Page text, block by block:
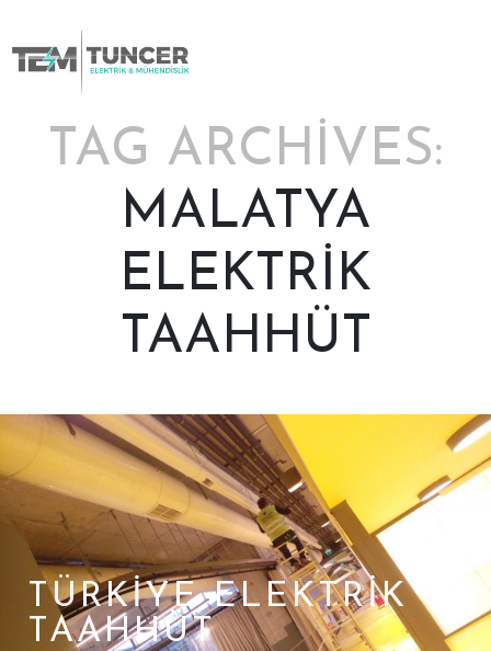
to
TAG ARCHIVES:
MALATYA
ELEKTRİK
TAAHHÜT
TÜRKIYE ELEKTRIK
TAAHHÜT